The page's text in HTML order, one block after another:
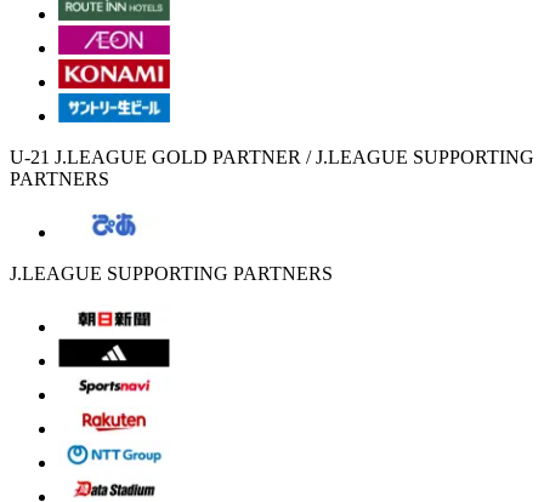
U-21 J.LEAGUE GOLD PARTNER / J.LEAGUE SUPPORTING
PARTNERS
J.LEAGUE SUPPORTING PARTNERS